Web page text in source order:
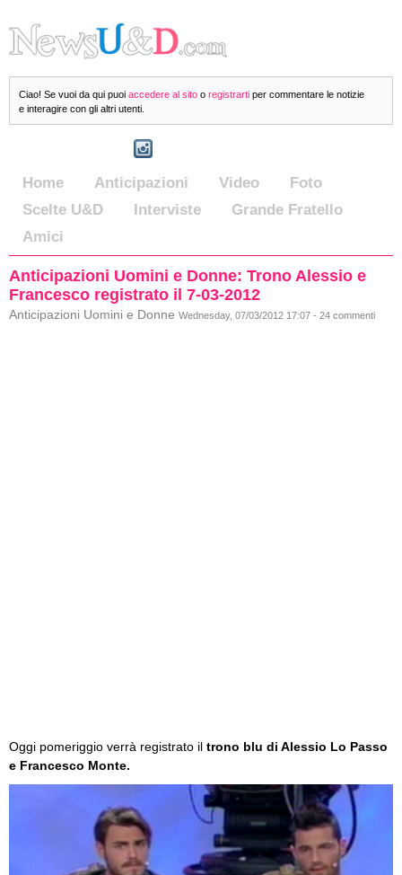
Ciao! Se vuoi da qui puoi accedere al sito o registrarti per commentare le notizie
e interagire con gli altri utenti.
Home Anticipazioni Video
Foto
Scelte U&D
Interviste
Grande Fratello
Amici
Anticipazioni Uomini e Donne: Trono Alessio e
Francesco registrato il 7-03-2012
Anticipazioni Uomini e Donne Wednesday, 07/03/2012 17:07 - 24 commenti
Oggi pomeriggio verrà registrato il trono blu di Alessio Lo Passo
e Francesco Monte.